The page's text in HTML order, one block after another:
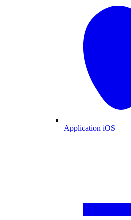
Application iOS